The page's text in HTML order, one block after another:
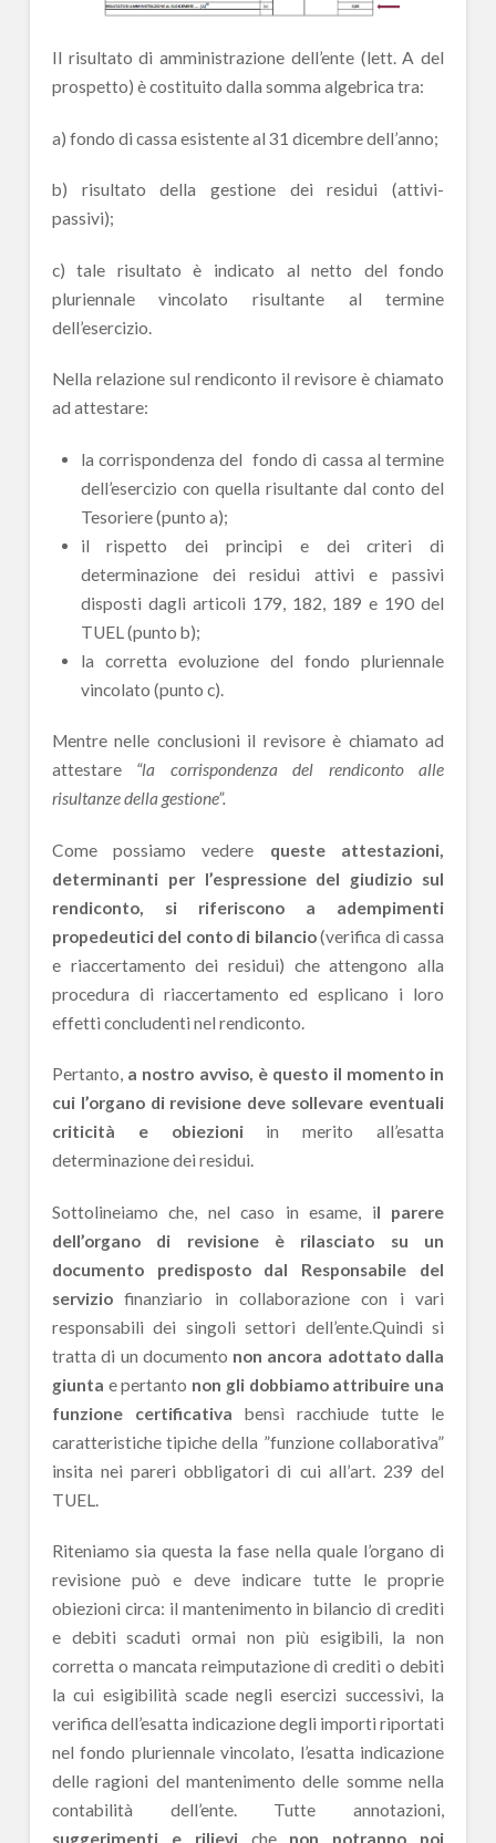
Il risultato di amministrazione dell’ente (lett. A del
prospetto) è costituito dalla somma algebrica tra:
a) fondo di cassa esistente al 31 dicembre dell’anno;
b) risultato della gestione dei residui (attivi-
passivi);
c) tale risultato è indicato al netto del fondo
pluriennale vincolato risultante al termine
dell’esercizio.
Nella relazione sul rendiconto il revisore è chiamato
ad attestare:
la corrispondenza del fondo di cassa al termine
dell’esercizio con quella risultante dal conto del
Tesoriere (punto a);
il rispetto dei principi e dei criteri di
determinazione dei residui attivi e passivi
disposti dagli articoli 179, 182, 189 e 190 del
TUEL (punto b);
la corretta evoluzione del fondo pluriennale
vincolato (punto c).
Mentre nelle conclusioni il revisore è chiamato ad
attestare “la corrispondenza del rendiconto alle
risultanze della gestione”.
Come possiamo vedere queste attestazioni,
determinanti per l’espressione del giudizio sul
rendiconto, si riferiscono a adempimenti
propedeutici del conto di bilancio(verifica di cassa
e riaccertamento dei residui) che attengono alla
procedura di riaccertamento ed esplicano i loro
effetti concludenti nel rendiconto.
Pertanto, a nostro avviso, è questo il momento in
cui l’organo di revisione deve sollevare eventuali
criticità e obiezioni in merito all’esatta
determinazione dei residui.
Sottolineiamo che, nel caso in esame, il parere
dell’organo di revisione è rilasciato su un
documento predisposto dal Responsabile del
serviziofinanziario in collaborazione con i vari
responsabili dei singoli settori dell’ente.Quindi si
tratta di un documento non ancora adottato dalla
giunta e pertanto non gli dobbiamo attribuire una
funzione certificativa bensì racchiude tutte le
caratteristiche tipiche della ”funzione collaborativa”
insita nei pareri obbligatori di cui all’art. 239 del
TUEL.
Riteniamo sia questa la fase nella quale l’organo di
revisione può e deve indicare tutte le proprie
obiezioni circa: il mantenimento in bilancio di crediti
e debiti scaduti ormai non più esigibili, la non
corretta o mancata reimputazione di crediti o debiti
la cui esigibilità scade negli esercizi successivi, la
verifica dell’esatta indicazione degli importi riportati
nel fondo pluriennale vincolato, l’esatta indicazione
delle ragioni del mantenimento delle somme nella
contabilità dell’ente. Tutte annotazioni,
suggerimenti e rilievi che non potranno poi